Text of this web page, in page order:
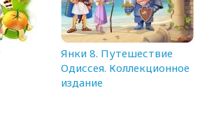
Янки 8. Путешествие
Одиссея. Коллекционное
издание